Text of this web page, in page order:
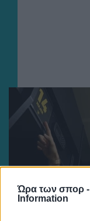
Ώρα των σπορ -
Information